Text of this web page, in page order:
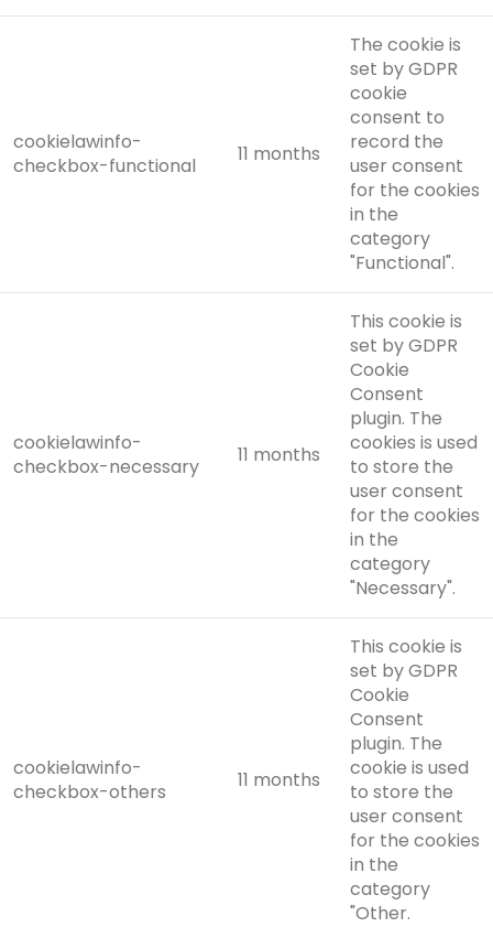
cookielawinfo-
checkbox-functional
11 months
The cookie is
set by GDPR
cookie
consent to
record the
user consent
for the cookies
in the
category
"Functional".
cookielawinfo-
checkbox-necessary
11 months
This cookie is
set by GDPR
Cookie
Consent
plugin. The
cookies is used
to store the
user consent
for the cookies
in the
category
"Necessary".
cookielawinfo-
checkbox-others
11 months
This cookie is
set by GDPR
Cookie
Consent
plugin. The
cookie is used
to store the
user consent
for the cookies
in the
category
"Other.